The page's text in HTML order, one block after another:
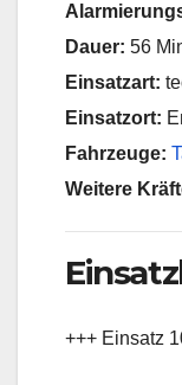
Dauer: 56
Einsatzart:
Einsatzort:
Fahrzeuge:
Weitere
+++ Einsatz